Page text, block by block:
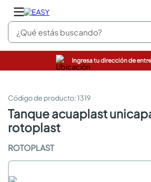
¿Qué estás buscando?
Ingresa tu dirección de
:1319
tanque acuaplast unicapa azul 250lt
rotoplast
ROTOPLAST
pinturas
sanitarios
comedor
escritorio
armarios closet
comedores